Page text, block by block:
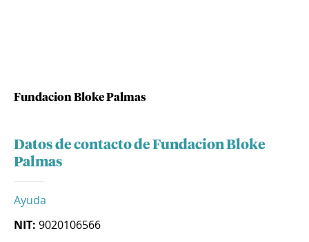
Fundacion Bloke Palmas
Datos de contacto de Fundacion Bloke
Palmas
Ayuda
NIT: 9020106566